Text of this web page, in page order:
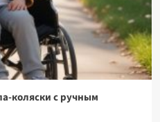
коляски с ручным